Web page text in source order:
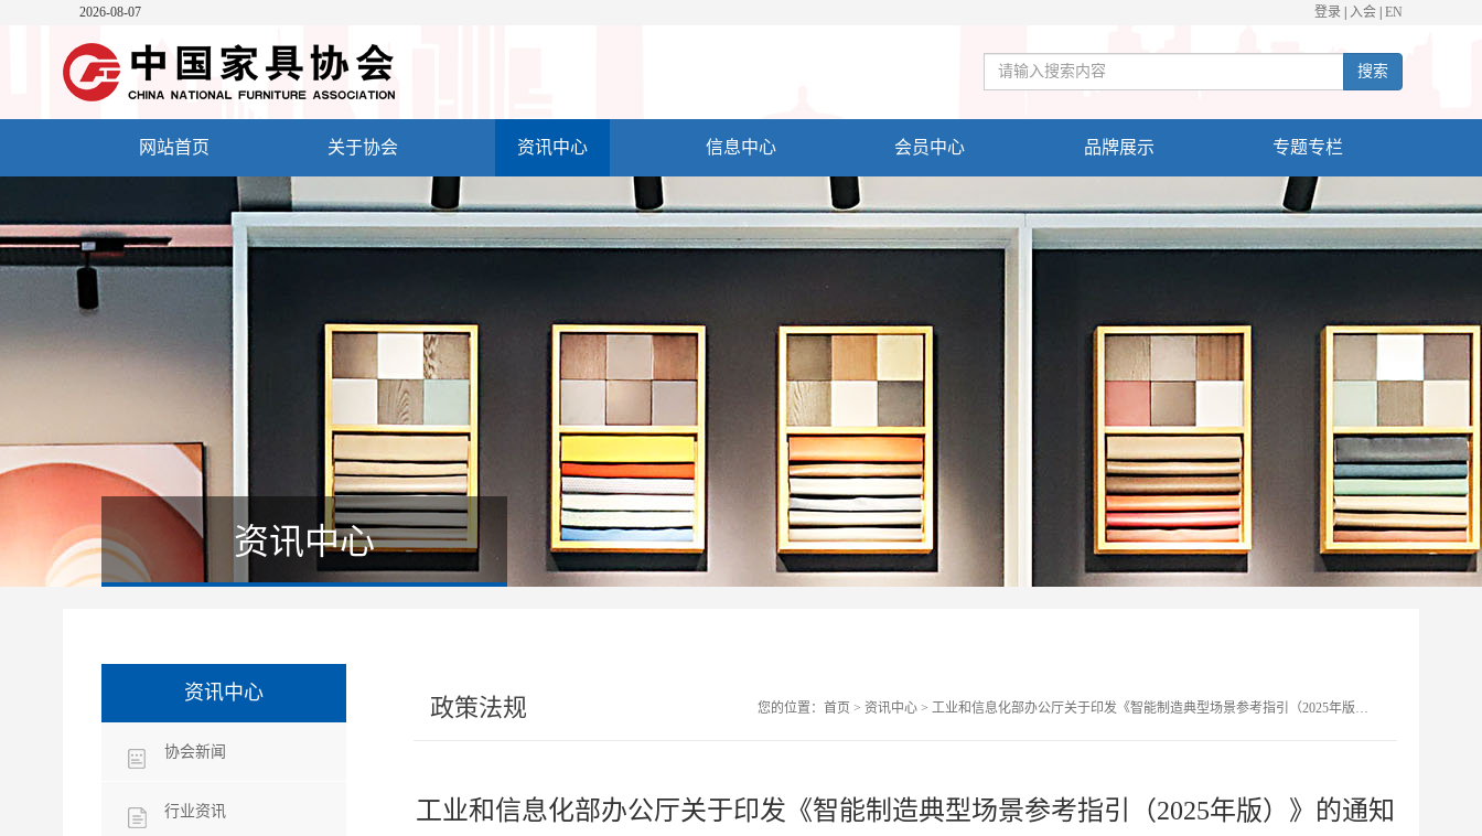
2026-08-07 登录 入会 EN
搜索
网站首页 关于协会 资讯中心 信息中心 会员中心 品牌展示 专题专栏
资讯中心
资讯中心
协会新闻
行业资讯
政策法规 您的位置： 首页 > 资讯中心> 工业和信息化部办公厅关于印发《智能制造典型场景参考指引（2025年版）》的通知
工业和信息化部办公厅关于印发《智能制造典型场景参考指引（2025年版）》的通知